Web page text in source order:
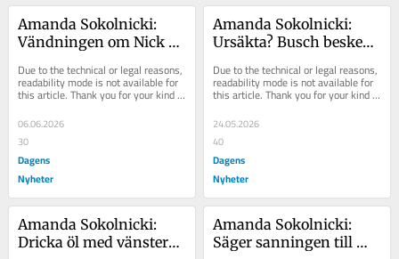
Amanda Sokolnicki:
Vändningen om Nick
till åtlöje
Due to the technical or legal reasons,
readability mode is not available for
this article. Thank you for your kind
06.06.2026
30
Dagens
Nyheter
Amanda Sokolnicki:
Ursäkta? Busch besked i
ingenstans
Due to the technical or legal reasons,
readability mode is not available for
this article. Thank you for your kind
24.05.2026
40
Dagens
Nyheter
Amanda Sokolnicki:
Dricka öl med vänstern?
Amanda Sokolnicki:
Säger sanningen till